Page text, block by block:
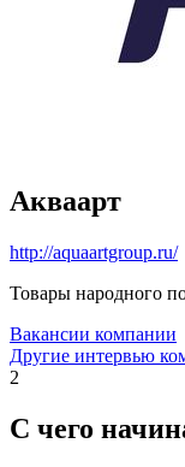
Акваарт
http://aquaartgroup.ru/
Товары народного
Вакансии компании
Другие интервью
2
С чего